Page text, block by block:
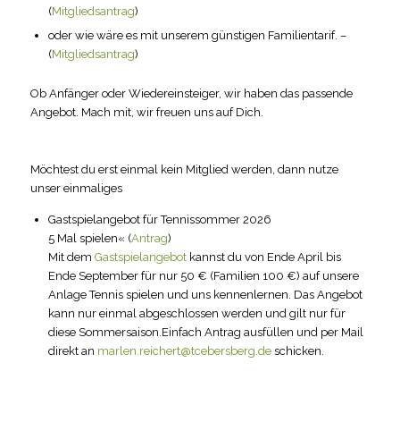
(Mitgliedsantrag)
oder wie wäre es mit unserem günstigen Familientarif. –
(Mitgliedsantrag)
Ob Anfänger oder Wiedereinsteiger, wir haben das passende
Angebot. Mach mit, wir freuen uns auf Dich.
Möchtest du erst einmal kein Mitglied werden, dann nutze
unser einmaliges
Gastspielangebot für Tennissommer 2026
5 Mal spielen« (Antrag)
Mit dem Gastspielangebotkannst du von Ende April bis
Ende September für nur 50 € (Familien 100 €) auf unsere
Anlage Tennis spielen und uns kennenlernen. Das Angebot
kann nur einmal abgeschlossen werden und gilt nur für
diese Sommersaison.Einfach Antrag ausfüllen und per Mail
direkt an marlen.reichert@tcebersberg.deschicken.